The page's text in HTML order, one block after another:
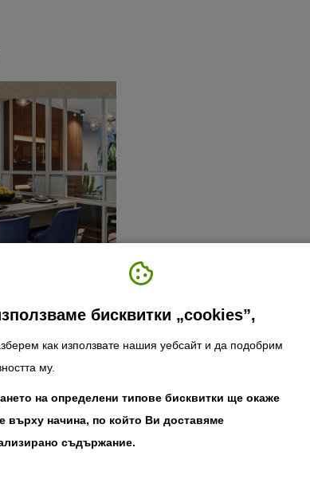
2022
24, 2022
or so, we
time at home,
бисквитки „cookies”,
как използвате нашия уебсайт и да подобрим
му.
на определени типове бисквитки ще окаже
върху начина, по който Ви доставяме
съдържание.